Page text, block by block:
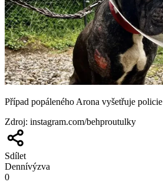
Případ popáleného Arona vyšetřuje policie
Zdroj: instagram.com/behproutulky
Sdílet
Dennívýzva
0